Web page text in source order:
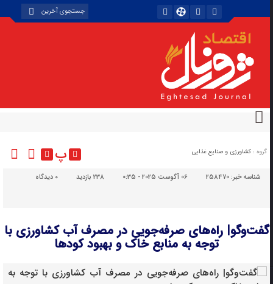
گروه : کشاورزی و صنایع غذایی پ
شناسه خبر:258470 06 آگوست 2025 - 0:35 238 بازدید دیدگاه
گفت‌وگو| راه‌های صرفه‌جویی در مصرف آب کشاورزی با
توجه به منابع خاک و بهبود کودها